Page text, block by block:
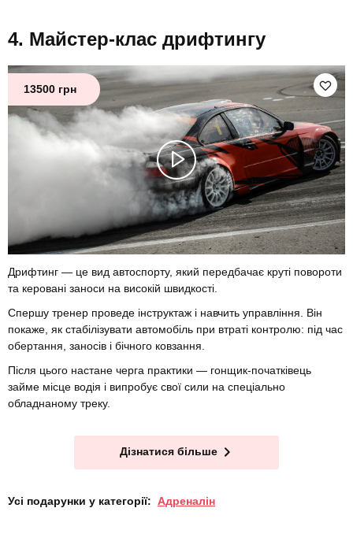
Майстер-клас дрифтингу
13500 грн
Дрифтинг — це вид автоспорту, який передбачає круті повороти
та керовані заноси на високій швидкості.
Спершу тренер проведе інструктаж і навчить управління. Він
покаже, як стабілізувати автомобіль при втраті контролю: під час
обертання, заносів і бічного ковзання.
Після цього настане черга практики — гонщик-початківець
займе місце водія і випробує свої сили на спеціально
обладнаному треку.
Дізнатися більше
Усі подарунки у категорії: Адреналін